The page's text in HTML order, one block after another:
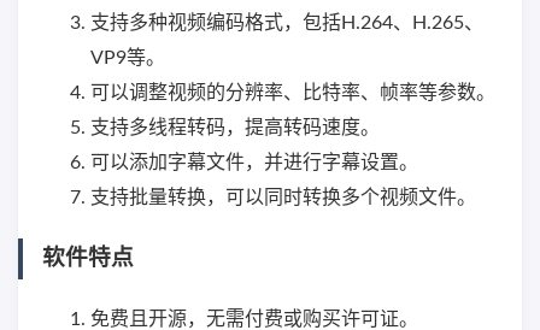
支持多种视频编码格式，包括H.264、H.265、
VP9等。
可以调整视频的分辨率、比特率、帧率等参数。
支持多线程转码，提高转码速度。
可以添加字幕文件，并进行字幕设置。
支持批量转换，可以同时转换多个视频文件。
软件特点
免费且开源，无需付费或购买许可证。